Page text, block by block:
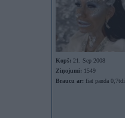
Kopš: 21. Sep 2008
Ziņojumi: 1549
Braucu ar: fiat panda 0,7tdi